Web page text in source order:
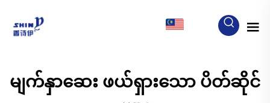
မျက်နှာဆေး ဖယ်ရှားသော ပိတ်ဆိုင်